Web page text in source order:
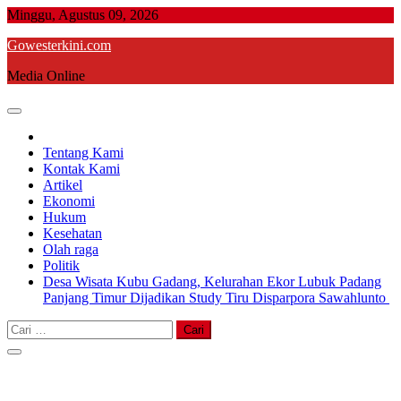
Skip
content
Minggu, Agustus 09, 2026
Gowesterkini.com
Media Online
Tentang Kami
Kontak Kami
Artikel
Ekonomi
Hukum
Kesehatan
Olah raga
Politik
Desa Wisata Kubu Gadang, Kelurahan Ekor Lubuk Padang
Panjang Timur Dijadikan Study Tiru Disparpora Sawahlunto
Cari
untuk: